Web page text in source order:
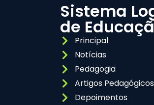
Sistema
de
Principal
Notícias
Pedagogia
Artigos Pedagógicos
Depoimentos